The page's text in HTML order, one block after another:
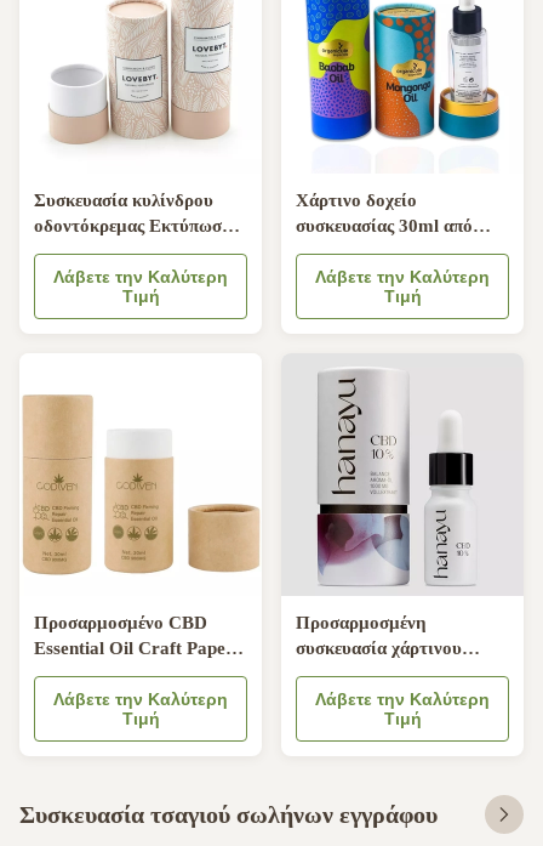
Συσκευασία κυλίνδρου
οδοντόκρεμας Εκτύπωση
Στρογγυλά κουτιά
συσκευασίας για
καλλυντική προσωπική
Λάβετε την Καλύτερη
Τιμή
Χάρτινο δοχείο
συσκευασίας 30ml από
χαρτόνι εκτύπωσης
αιθέριου ελαίου για
μπουκάλια καλλυντικών
Λάβετε την Καλύτερη
Τιμή
Προσαρμοσμένο CBD
Essential Oil Craft Paper
Tube Packaging
Συσκευασία καλλυντικών
στρογγυλού χάρτινου
Λάβετε την Καλύτερη
Τιμή
Προσαρμοσμένη
συσκευασία χάρτινου
σωλήνα για μπουκάλια με
σταγονόμετρο αιθέριων
ελαίων Συσκευασία
Λάβετε την Καλύτερη
Τιμή
Συσκευασία τσαγιού σωλήνων εγγράφου